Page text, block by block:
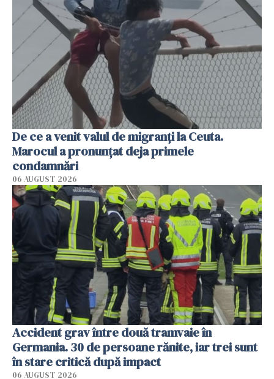
De ce a venit valul de migranți la Ceuta.
Marocul a pronunțat deja primele
condamnări
06 AUGUST 2026
Accident grav între două tramvaie în
Germania. 30 de persoane rănite, iar trei sunt
în stare critică după impact
06 AUGUST 2026